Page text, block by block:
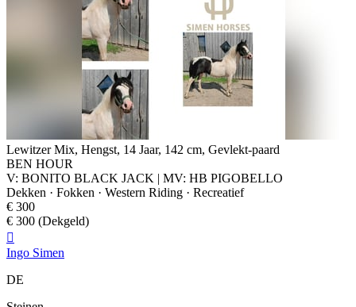
Lewitzer Mix, Hengst, 14 Jaar, 142 cm, Gevlekt-paard
BEN HOUR
V: BONITO BLACK JACK | MV: HB PIGOBELLO
Dekken · Fokken · Western Riding · Recreatief
€ 300
€ 300 (Dekgeld)

Ingo Simen
DE